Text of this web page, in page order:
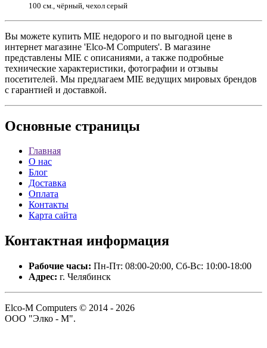
100 см., чёрный, чехол серый
Вы можете купить MIE недорого и по выгодной цене в
интернет магазине 'Elco-M Computers'. В магазине
представлены MIE с описаниями, а также подробные
технические характеристики, фотографии и отзывы
посетителей. Мы предлагаем MIE ведущих мировых брендов
с гарантией и доставкой.
Основные страницы
Главная
О нас
Блог
Доставка
Оплата
Контакты
Карта сайта
Контактная информация
Рабочие часы: Пн-Пт: 08:00-20:00, Сб-Вс: 10:00-18:00
Адрес: г. Челябинск
Elco-M Computers © 2014 - 2026
ООО "Элко - М".